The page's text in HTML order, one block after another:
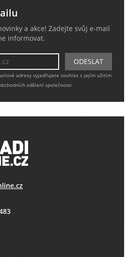
a akce! Zadejte svůj e-mail
informovat.
adresy vyjadřujete souhlas s jejím užitím
sdělení společnosti